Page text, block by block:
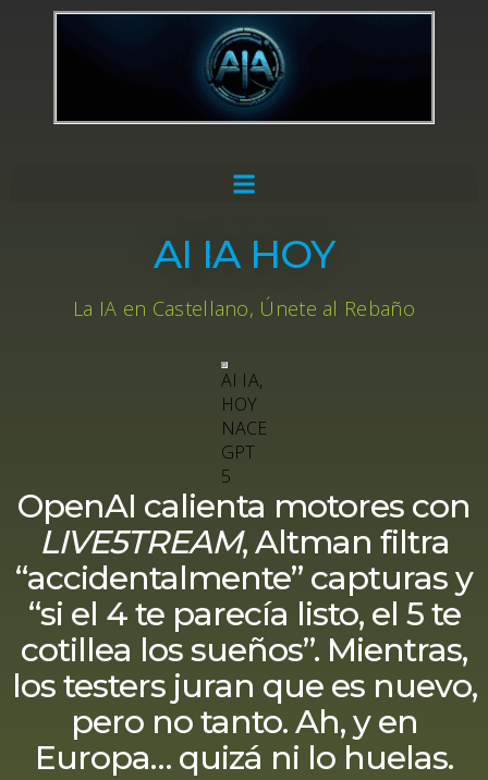
AI IA HOY
La IA en Castellano, Únete al Rebaño
AI IA,
HOY
NACE
GPT
5
OpenAI calienta motores con
LIVE5TREAM, Altman filtra
“accidentalmente” capturas y
“si el 4 te parecía listo, el 5 te
cotillea los sueños”. Mientras,
los testers juran que es nuevo,
pero no tanto. Ah, y en
Europa… quizá ni lo huelas.